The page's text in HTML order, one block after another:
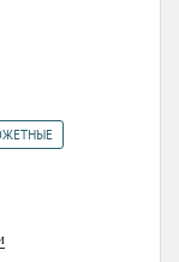
писательскую
волынке,
найти на
страницах
сайт и